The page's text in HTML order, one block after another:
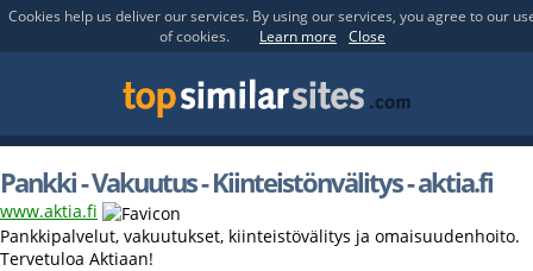
Cookies help us deliver our services. By using our services, you agree to our
of cookies.
Learn more Close
Pankki - Vakuutus - Kiinteistönvälitys - aktia.fi
www.aktia.fi
Pankkipalvelut, vakuutukset, kiinteistövälitys ja omaisuudenhoito.
Tervetuloa Aktiaan!